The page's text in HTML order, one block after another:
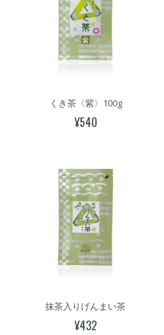
くき茶〈紫〉100g
¥540
抹茶入りげんまい茶
¥432